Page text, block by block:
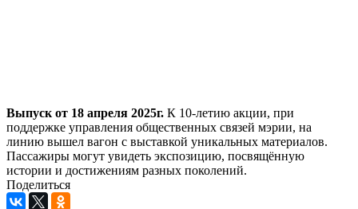
Выпуск от 18 апреля 2025г. К 10-летию акции, при
поддержке управления общественных связей мэрии, на
линию вышел вагон с выставкой уникальных материалов.
Пассажиры могут увидеть экспозицию, посвящённую
истории и достижениям разных поколений.
Поделиться